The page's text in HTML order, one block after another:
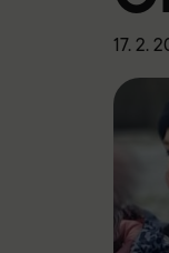
17. 2.